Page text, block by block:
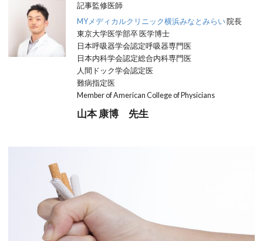
記事監修医師
MYメディカルクリニック横浜みなとみらい院長
東京大学医学部卒 医学博士
日本呼吸器学会認定呼吸器専門医
日本内科学会認定総合内科専門医
人間ドック学会認定医
難病指定医
Member of American College of Physicians
山本 康博 先生